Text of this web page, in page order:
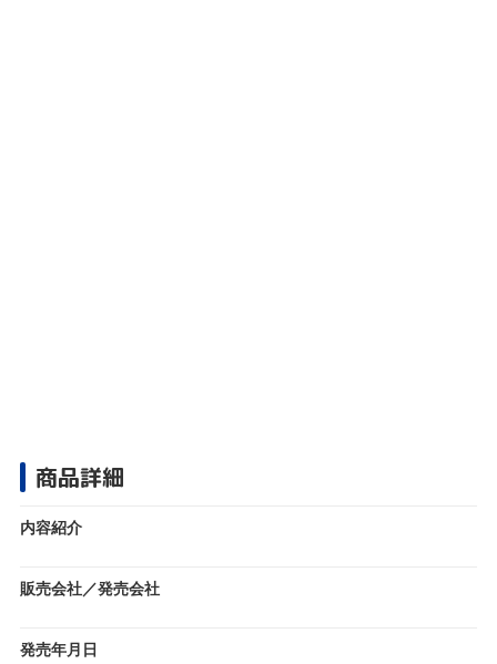
商品詳細
内容紹介
販売会社／発売会社
発売年月日